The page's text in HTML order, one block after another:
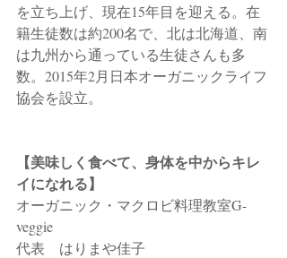
を立ち上げ、現在15年目を迎える。在
籍生徒数は約200名で、北は北海道、南
は九州から通っている生徒さんも多
数。2015年2月日本オーガニックライフ
協会を設立。
【美味しく食べて、身体を中からキレ
イになれる】
オーガニック・マクロビ料理教室G-
veggie
代表　はりまや佳子